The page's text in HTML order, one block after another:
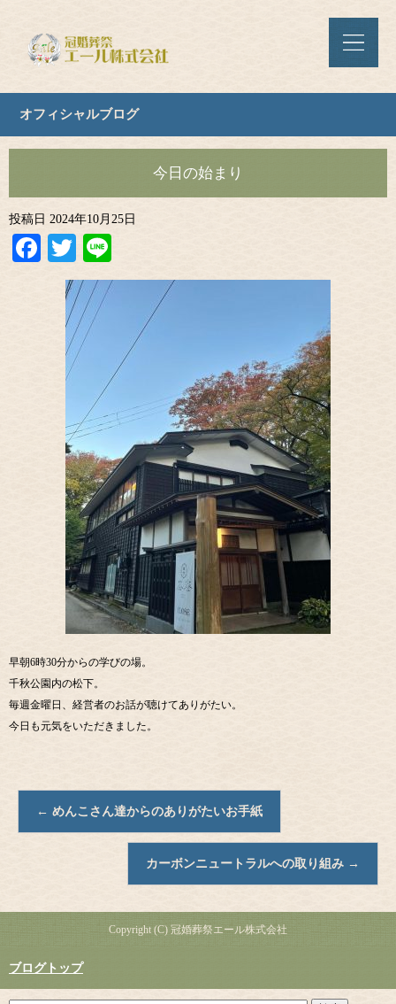
オフィシャルブログ
今日の始まり
投稿日 2024年10月25日
Facebook
Twitter
早朝6時30分からの学びの場。
千秋公園内の松下。
毎週金曜日、経営者のお話が聴けてありがたい。
今日も元気をいただきました。
← めんこさん達からのありがたいお手紙
カーボンニュートラルへの取り組み →
Copyright (C) 冠婚葬祭エール株式会社
ブログトップ